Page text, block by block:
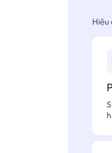
Hiệu